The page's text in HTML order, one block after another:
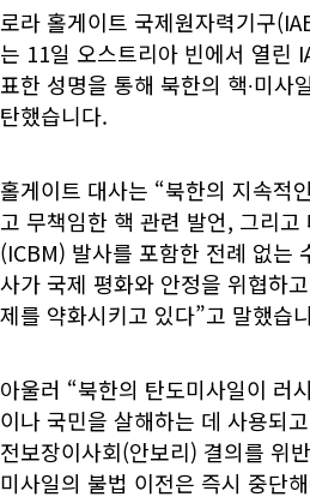
로라 홀게이트 국제원자력기구
는 11일 오스트리아 빈에서 열린
표한 성명을 통해 북한의 핵∙미사
탄했습니다.
홀게이트 대사는 “북한의 지속적
고 무책임한 핵 관련 발언, 그리고
(ICBM) 발사를 포함한 전례 없는
사가 국제 평화와 안정을 위협하
제를 약화시키고 있다”고 말했습
아울러 “북한의 탄도미사일이 러
이나 국민을 살해하는 데 사용되
전보장이사회(안보리) 결의를 위
미사일의 불법 이전은 즉시 중단